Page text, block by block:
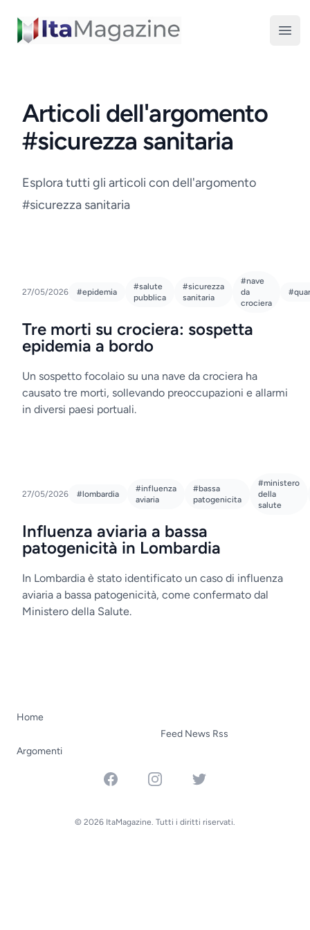
ItaMagazine
Articoli dell'argomento
#sicurezza sanitaria
Esplora tutti gli articoli con dell'argomento
#sicurezza sanitaria
27/05/2026 #epidemia
#salute
pubblica
#sicurezza
sanitaria
#nave
da
crociera
Tre morti su crociera: sospetta
epidemia a bordo
Un sospetto focolaio su una nave da crociera ha
causato tre morti, sollevando preoccupazioni e allarmi
in diversi paesi portuali.
27/05/2026 #lombardia
#influenza
aviaria
#bassa
patogenicita
#ministero
della
salute
Influenza aviaria a bassa
patogenicità in Lombardia
In Lombardia è stato identificato un caso di influenza
aviaria a bassa patogenicità, come confermato dal
Ministero della Salute.
Home
Argomenti
Feed News Rss
FacebookInstagramTwitter
© 2026 ItaMagazine. Tutti i diritti riservati.